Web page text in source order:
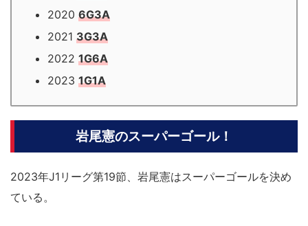
2020 6G3A
2021 3G3A
2022 1G6A
2023 1G1A
岩尾憲のスーパーゴール！
2023年J1リーグ第19節、岩尾憲はスーパーゴールを決め
ている。